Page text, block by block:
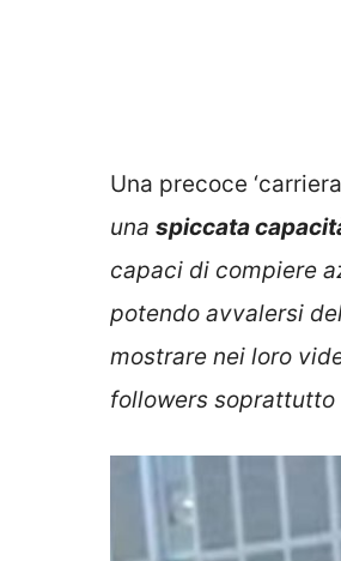
Una precoce
una spiccata
capaci di compiere
potendo avvalersi
mostrare nei loro
followers soprattutto